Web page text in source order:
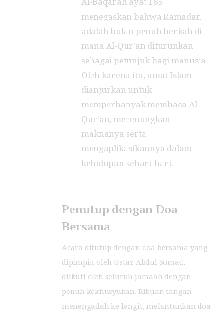
menegaskan bahwa Ramadan
adalah bulan penuh berkah di
mana Al-Qur’an diturunkan
sebagai petunjuk bagi manusia.
Oleh karena itu, umat Islam
dianjurkan untuk
memperbanyak membaca Al-
Qur’an, merenungkan
maknanya serta
mengaplikasikannya dalam
kehidupan sehari-hari.
Penutup dengan Doa
Bersama
Acara ditutup dengan doa bersama yang
dipimpin oleh Ustaz Abdul Somad,
diikuti oleh seluruh jamaah dengan
penuh kekhusyukan. Ribuan tangan
menengadah ke langit, melantunkan doa